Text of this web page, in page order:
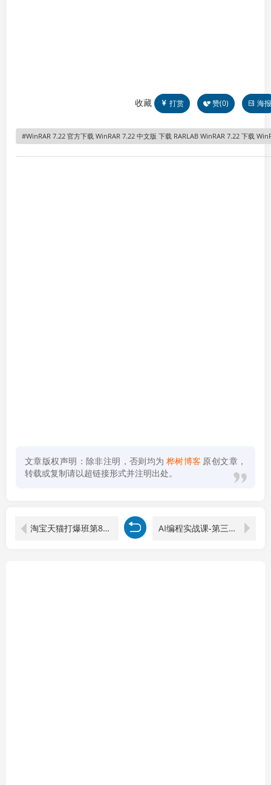
收藏 打赏 赞(0) 海报
WinRAR 7.22 官方下载 WinRAR 7.22 中文版 下载 RARLAB WinRAR 7.22 下载
文章版权声明：除非注明，否则均为 桦树博客 原创文章，
转载或复制请以超链接形式并注明出处。
淘宝天猫打爆班第81期：无界关键词全域起爆，标准计划4重打法稳投产比 AI编程实战课-第三期-5月9更新：零基础从创意到变现，覆盖全品类产品开发，把想法变成赚钱项目